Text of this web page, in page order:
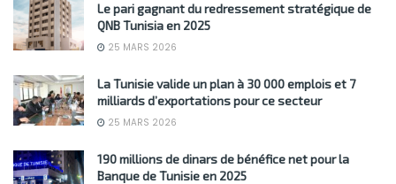
Le pari gagnant du redressement stratégique de
QNB Tunisia en 2025
25 MARS 2026
La Tunisie valide un plan à 30 000 emplois et 7
milliards d’exportations pour ce secteur
25 MARS 2026
190 millions de dinars de bénéfice net pour la
Banque de Tunisie en 2025